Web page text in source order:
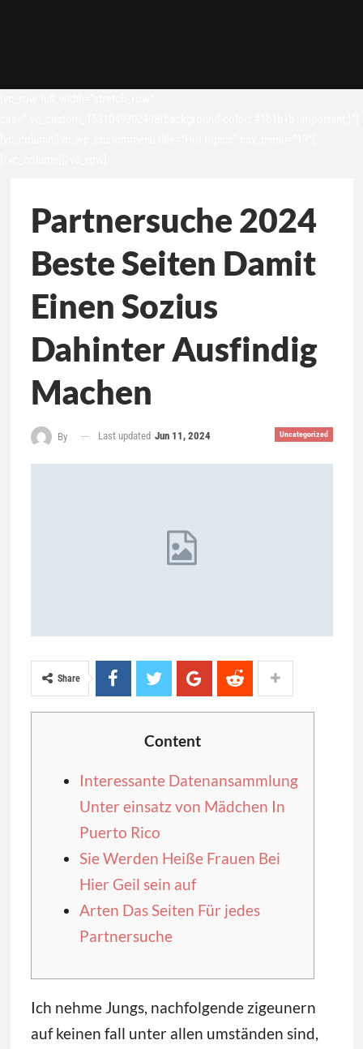
Partnersuche 2024
Beste Seiten Damit
Einen Sozius
Dahinter Ausfindig
Machen
Uncategorized
By Last updated Jun 11, 2024
Share
Content
Interessante Datenansammlung
Unter einsatz von Mädchen In
Puerto Rico
Sie Werden Heiße Frauen Bei
Hier Geil sein auf
Arten Das Seiten Für jedes
Partnersuche
Ich nehme Jungs, nachfolgende zigeunern
auf keinen fall unter allen umständen sind,